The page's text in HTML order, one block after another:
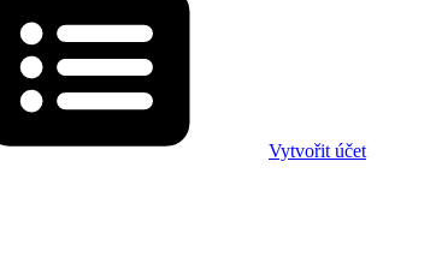
Vytvořit účet